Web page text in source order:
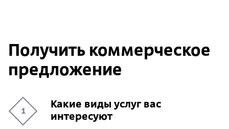
Получить коммерческое
предложение
1
Какие виды услуг вас
интересуют